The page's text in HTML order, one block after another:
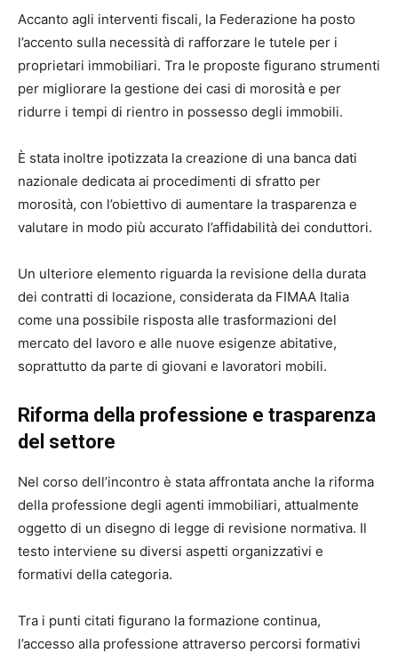
Accanto agli interventi fiscali, la Federazione ha posto
l’accento sulla necessità di rafforzare le tutele per i
proprietari immobiliari. Tra le proposte figurano strumenti
per migliorare la gestione dei casi di morosità e per
ridurre i tempi di rientro in possesso degli immobili.
È stata inoltre ipotizzata la creazione di una banca dati
nazionale dedicata ai procedimenti di sfratto per
morosità, con l’obiettivo di aumentare la trasparenza e
valutare in modo più accurato l’affidabilità dei conduttori.
Un ulteriore elemento riguarda la revisione della durata
dei contratti di locazione, considerata da FIMAA Italia
come una possibile risposta alle trasformazioni del
mercato del lavoro e alle nuove esigenze abitative,
soprattutto da parte di giovani e lavoratori mobili.
Riforma della professione e trasparenza
del settore
Nel corso dell’incontro è stata affrontata anche la riforma
della professione degli agenti immobiliari, attualmente
oggetto di un disegno di legge di revisione normativa. Il
testo interviene su diversi aspetti organizzativi e
formativi della categoria.
Tra i punti citati figurano la formazione continua,
l’accesso alla professione attraverso percorsi formativi